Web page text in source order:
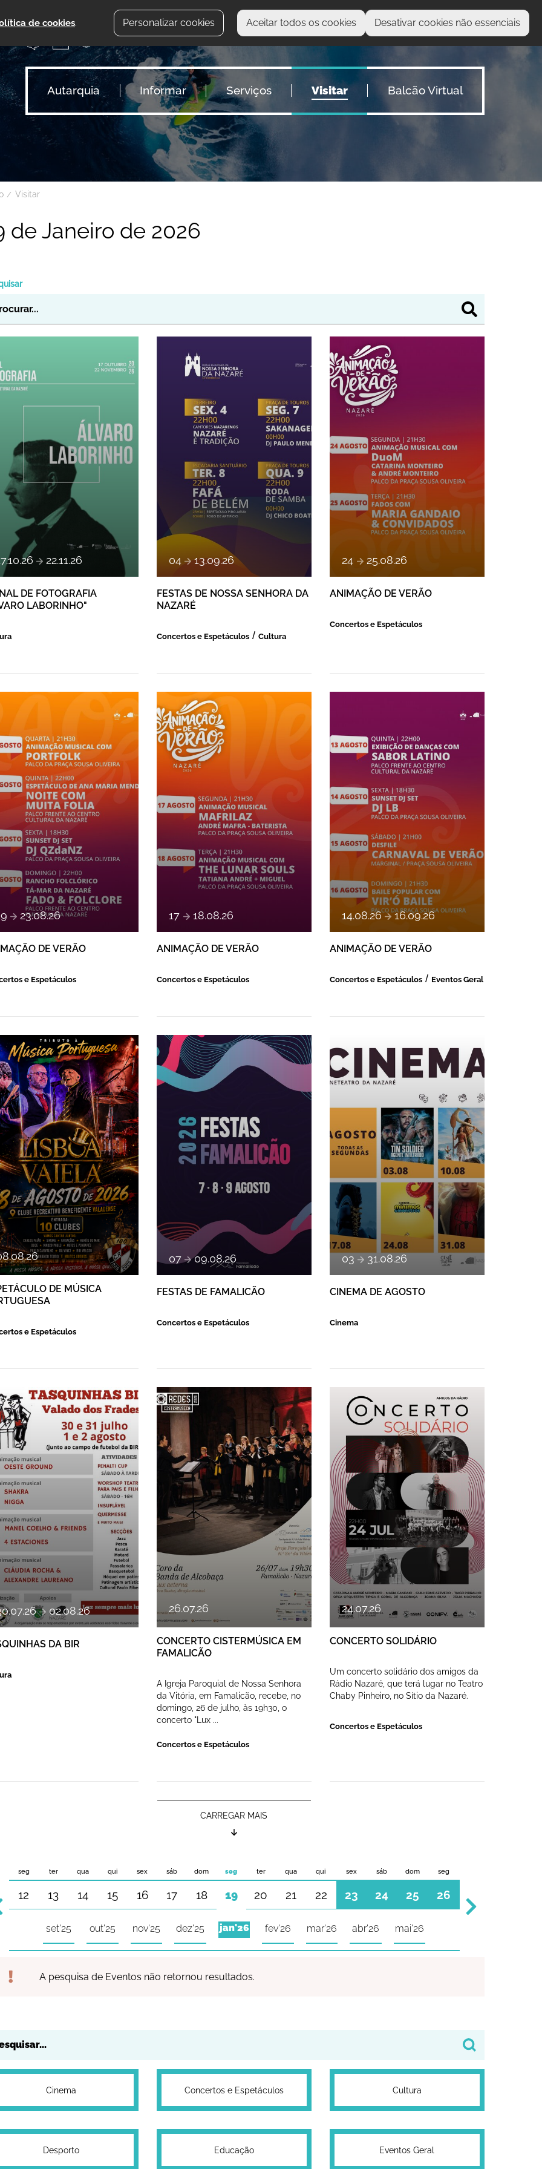
de cookies. Personalizar cookies Aceitar todos os cookies Desativar cookies não essenciais
O que procura?
Autarquia Informar Serviços Visitar Balcão Virtual
Visitar
de Janeiro de 2026
DE FOTOGRAFIA "ÁLVARO LABORINHO"
.10.26 a 22.11.26
DE FOTOGRAFIA
LABORINHO"
FESTAS DE NOSSA SENHORA DA NAZARÉ
04 a 13.09.26
FESTAS DE NOSSA SENHORA DA
NAZARÉ
Concertos e Espetáculos Cultura
ANIMAÇÃO DE VERÃO
24 e 25.08.26
ANIMAÇÃO DE VERÃO
Concertos e Espetáculos
DE VERÃO
a 23.08.26
DE VERÃO
e Espetáculos
ANIMAÇÃO DE VERÃO
17 e 18.08.26
ANIMAÇÃO DE VERÃO
Concertos e Espetáculos
14.08.26 a 16.09.26
ANIMAÇÃO DE VERÃO
Concertos e Espetáculos Eventos Geral
DE MÚSICA PORTUGUESA
.08.26
DE MÚSICA
e Espetáculos
FESTAS DE FAMALICÃO
07 a 09.08.26
FESTAS DE FAMALICÃO
Concertos e Espetáculos
CINEMA DE AGOSTO
03 a 31.08.26
CINEMA DE AGOSTO
Cinema
DA BIR
.07.26 a 02.08.26
DA BIR
CONCERTO CISTERMÚSICA EM FAMALICÃO
26.07.26
CONCERTO CISTERMÚSICA EM
FAMALICÃO
A Igreja Paroquial de Nossa Senhora
da Vitória, em Famalicão, recebe, no
domingo, 26 de julho, às 19h30, o
concerto "Lux ...
Concertos e Espetáculos
CONCERTO SOLIDÁRIO
24.07.26
CONCERTO SOLIDÁRIO
Um concerto solidário dos amigos da
Rádio Nazaré, que terá lugar no Teatro
Chaby Pinheiro, no Sítio da Nazaré.
Concertos e Espetáculos
CARREGAR MAIS
seg ter qua qui sex sáb dom seg ter qua qui sex sáb dom seg
12 13 14 15 16 17 18 19 20 21 22 23 24 25 26
set'25 out'25 nov'25 dez'25 jan'26 fev'26 mar'26 abr'26 mai'26
A pesquisa de Eventos não retornou resultados.
Cinema Concertos e Espetáculos Cultura
Desporto Educação Eventos Geral